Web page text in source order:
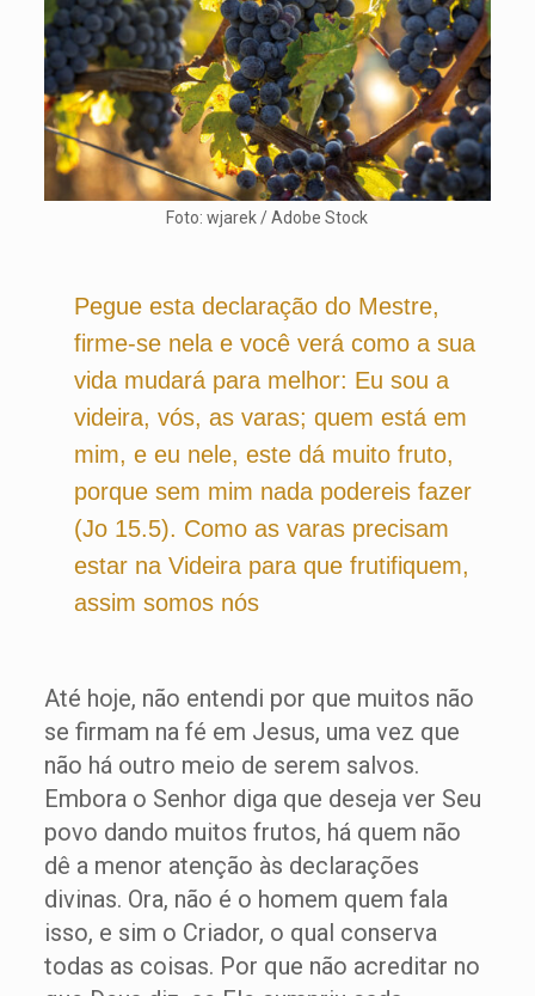
Foto: wjarek / Adobe Stock
Pegue esta declaração do Mestre,
firme-se nela e você verá como a sua
vida mudará para melhor: Eu sou a
videira, vós, as varas; quem está em
mim, e eu nele, este dá muito fruto,
porque sem mim nada podereis fazer
(Jo 15.5). Como as varas precisam
estar na Videira para que frutifiquem,
assim somos nós
Até hoje, não entendi por que muitos não
se firmam na fé em Jesus, uma vez que
não há outro meio de serem salvos.
Embora o Senhor diga que deseja ver Seu
povo dando muitos frutos, há quem não
dê a menor atenção às declarações
divinas. Ora, não é o homem quem fala
isso, e sim o Criador, o qual conserva
todas as coisas. Por que não acreditar no